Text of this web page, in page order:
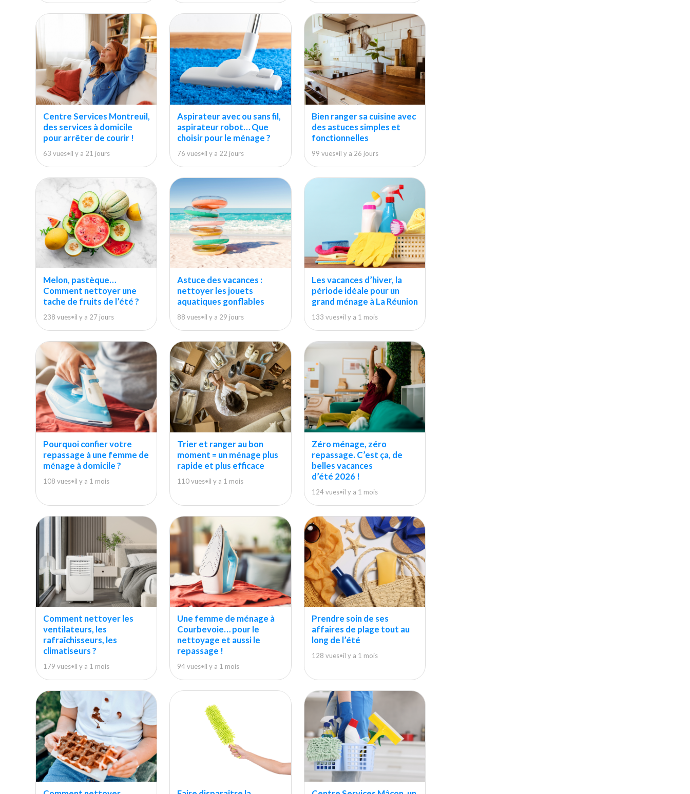
Centre Services Montreuil,
des services à domicile
pour arrêter de courir !
63 vues•il y a 21 jours
Aspirateur avec ou sans fil,
aspirateur robot… Que
choisir pour le ménage ?
76 vues•il y a 22 jours
Bien ranger sa cuisine avec
des astuces simples et
fonctionnelles
99 vues•il y a 26 jours
Melon, pastèque…
Comment nettoyer une
tache de fruits de l’été ?
238 vues•il y a 27 jours
Astuce des vacances :
nettoyer les jouets
aquatiques gonflables
88 vues•il y a 29 jours
Les vacances d’hiver, la
période idéale pour un
grand ménage à La Réunion
133 vues•il y a 1 mois
Pourquoi confier votre
repassage à une femme de
ménage à domicile ?
108 vues•il y a 1 mois
Trier et ranger au bon
moment = un ménage plus
rapide et plus efficace
110 vues•il y a 1 mois
Zéro ménage, zéro
repassage. C’est ça, de
belles vacances
d’été 2026 !
124 vues•il y a 1 mois
Comment nettoyer les
ventilateurs, les
rafraîchisseurs, les
climatiseurs ?
179 vues•il y a 1 mois
Une femme de ménage à
Courbevoie… pour le
nettoyage et aussi le
repassage !
94 vues•il y a 1 mois
Prendre soin de ses
affaires de plage tout au
long de l’été
128 vues•il y a 1 mois